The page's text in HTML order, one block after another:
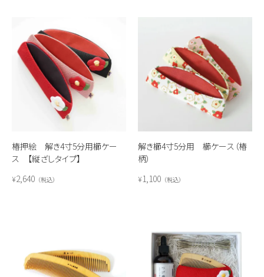
椿押絵 解き4寸5分用櫛ケー
ス 【縦ざしタイプ】
¥2,640 税込
解き櫛4寸5分用 櫛ケース（椿
柄）
¥1,100 税込